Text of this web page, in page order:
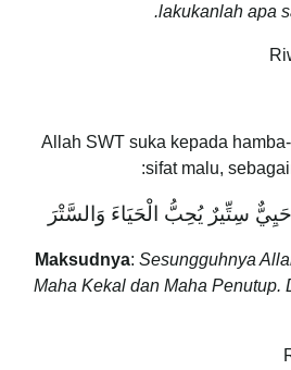
lakukanlah apa
Allah SWT suka kepada
sifat malu,
سِتِّيرٌ يُحِبُّ الْحَيَاءَ وَالسَّتْرَ
Maksudnya: Sesungguhnya
Maha Kekal dan Maha Penutup.